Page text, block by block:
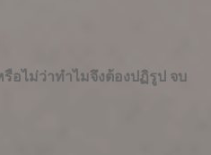
ไม่ว่าทำไมจึงต้องปฏิรูป จบ